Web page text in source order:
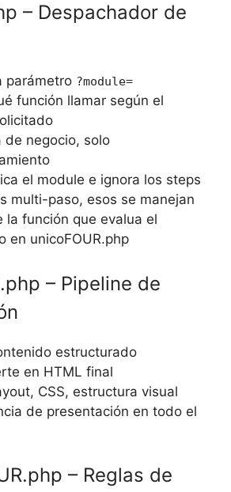
– Despachador de
parámetro ?module=
función llamar según el
de negocio, solo
el module e ignora los steps
multi-paso, esos se manejan
la función que evalua el
en unicoFOUR.php
– Pipeline de
estructurado
en HTML final
CSS, estructura visual
de presentación en todo el
– Reglas de